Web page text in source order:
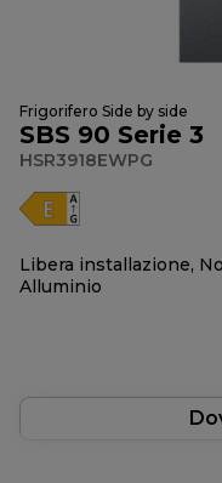
Frigorifero Side by side
SBS 90 Serie 3
HSR3918EWPG
Libera installazione,
Alluminio